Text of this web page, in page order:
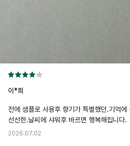
이*희
전에 샘플로 사용후 향기가 특별했던.기억에
2026.07.02